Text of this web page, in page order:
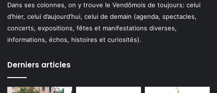
Dans ses colonnes, on y trouve le Vendômois de toujours: celui
d’hier, celui d’aujourd’hui, celui de demain (agenda, spectacles,
concerts, expositions, fêtes et manifestations diverses,
informations, échos, histoires et curiosités).
Derniers articles